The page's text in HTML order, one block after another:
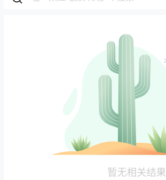
暂无相关结果